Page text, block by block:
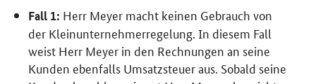
Fall 1: Herr Meyer macht keinen Gebrauch von
der Kleinunternehmerregelung. In diesem Fall
weist Herr Meyer in den Rechnungen an seine
Kunden ebenfalls Umsatzsteuer aus. Sobald seine